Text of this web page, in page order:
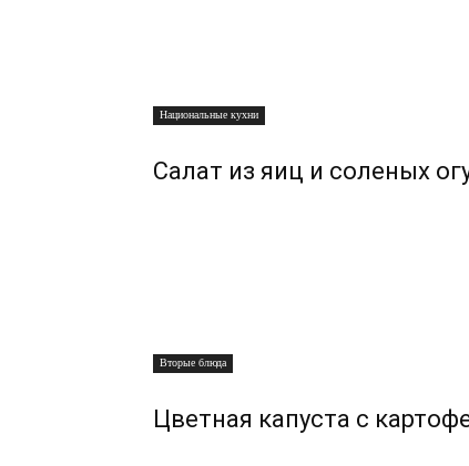
Национальные кухни
Салат из яиц и соленых
Вторые блюда
Цветная капуста с